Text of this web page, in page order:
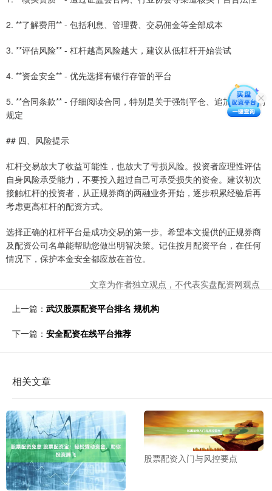
2. **了解费用** - 包括利息、管理费、交易佣金等全部成本
3. **评估风险** - 杠杆越高风险越大，建议从低杠杆开始尝试
4. **资金安全** - 优先选择有银行存管的平台
5. **合同条款** - 仔细阅读合同，特别是关于强制平仓、追加保证金的
规定
## 四、风险提示
杠杆交易放大了收益可能性，也放大了亏损风险。投资者应理性评估
自身风险承受能力，不要投入超过自己可承受损失的资金。建议初次
接触杠杆的投资者，从正规券商的两融业务开始，逐步积累经验后再
考虑更高杠杆的配资方式。
选择正确的杠杆平台是成功交易的第一步。希望本文提供的正规券商
及配资公司名单能帮助您做出明智决策。记住按月配资平台，在任何
情况下，保护本金安全都应放在首位。
文章为作者独立观点，不代表实盘配资网观点
上一篇： 武汉股票配资平台排名 规机构
下一篇： 安全配资在线平台推荐
相关文章
股票配资入门与风控要点